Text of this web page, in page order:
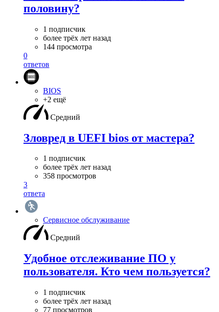
половину?
1 подписчик
более трёх лет назад
144 просмотра
0
ответов
BIOS
+2 ещё
Средний
Зловред в UEFI bios от мастера?
1 подписчик
более трёх лет назад
358 просмотров
3
ответа
Сервисное обслуживание
Средний
Удобное отслеживание ПО у
пользователя. Кто чем пользуется?
1 подписчик
более трёх лет назад
77 просмотров